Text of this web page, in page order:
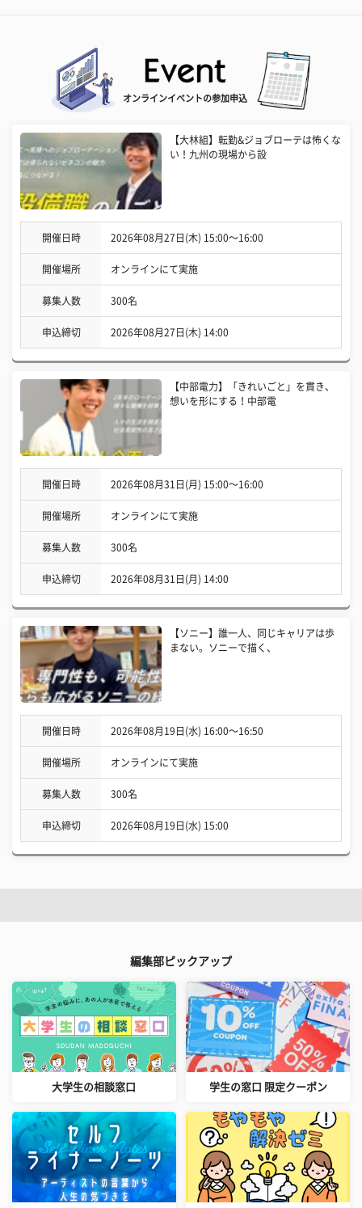
オンラインイベントの参加申込
【大林組】転勤&ジョブローテは怖くな
い！九州の現場から設
開催日時 2026年08月27日(木) 15:00〜16:00
開催場所 オンラインにて実施
募集人数 300名
申込締切 2026年08月27日(木) 14:00
【中部電力】「きれいごと」を貫き、
想いを形にする！中部電
開催日時 2026年08月31日(月) 15:00〜16:00
開催場所 オンラインにて実施
募集人数 300名
申込締切 2026年08月31日(月) 14:00
【ソニー】誰一人、同じキャリアは歩
まない。ソニーで描く、
開催日時 2026年08月19日(水) 16:00〜16:50
開催場所 オンラインにて実施
募集人数 300名
申込締切 2026年08月19日(水) 15:00
編集部ピックアップ
大学生の相談窓口 学生の窓口 限定クーポン